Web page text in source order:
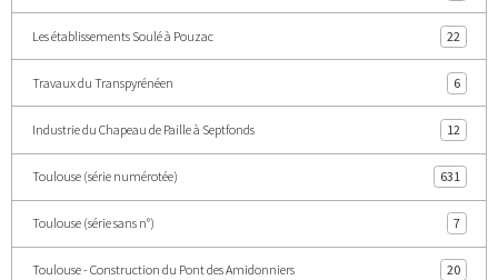
Les établissements Soulé à Pouzac 22
Travaux du Transpyrénéen 6
Industrie du Chapeau de Paille à Septfonds 12
Toulouse (série numérotée) 631
Toulouse (série sans n°) 7
Toulouse - Construction du Pont des Amidonniers 20